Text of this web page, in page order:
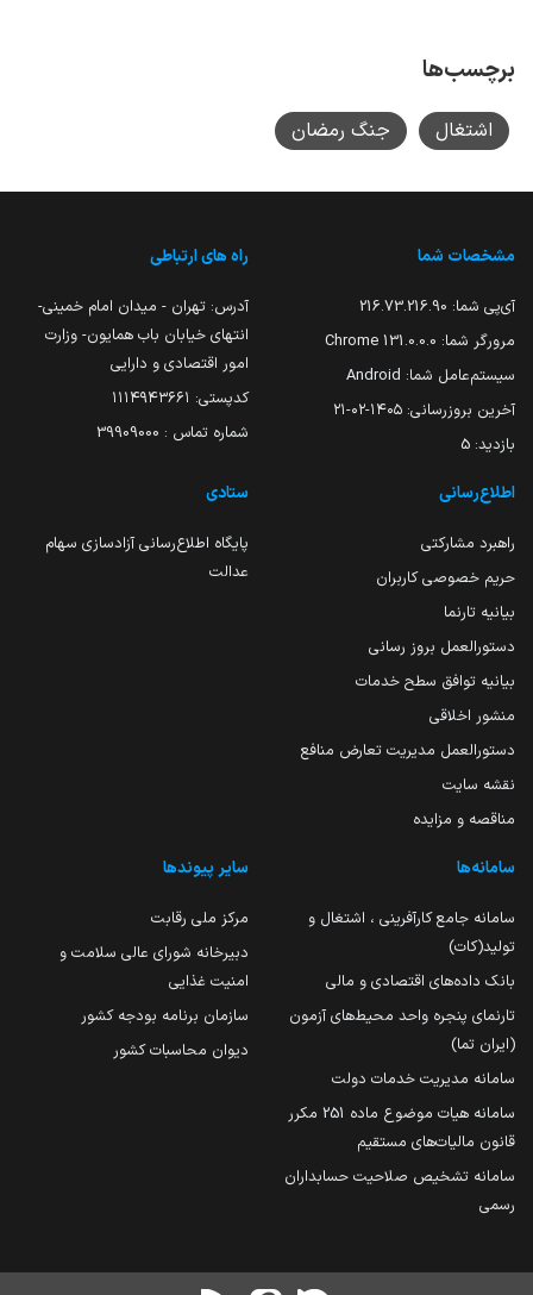
برچسب‌ها
اشتغال جنگ رمضان
مشخصات شما
آی‌پی شما: 216.73.216.90
مرورگر شما: 131.0.0.0 Chrome
سیستم‌عامل شما: Android
آخرین بروزرسانی: ۱۴۰۵-۰۲-۲۱
بازدید: 5
راه های ارتباطی
آدرس: تهران - میدان امام خمینی-
انتهای خیابان باب همایون- وزارت
امور اقتصادی و دارایی
کدپستی: ۱۱۱۴۹۴۳۶۶۱
شماره تماس : 39909000
اطلاع‌رسانی
راهبرد مشارکتی
حریم خصوصی کاربران
بیانیه تارنما
دستورالعمل بروز رسانی
بیانیه توافق سطح خدمات
منشور اخلاقی
دستورالعمل مدیریت تعارض منافع
نقشه سایت
مناقصه و مزایده
ستادی
پایگاه اطلاع‌رسانی آزادسازی سهام
عدالت
سامانه‌ها
سامانه جامع کارآفرینی ، اشتغال و
تولید(کات)
بانک داده‌های اقتصادی و مالی
تارنمای پنجره واحد محیط‌های آزمون
(ایران تما)
سامانه مدیریت خدمات دولت
سامانه هیات موضوع ماده 251 مکرر
قانون مالیات‌های مستقیم
سامانه تشخیص صلاحیت حسابداران
رسمی
سایر پیوندها
مرکز ملی رقابت
دبیرخانه شورای عالی سلامت و
امنیت غذایی
سازمان برنامه بودجه کشور
دیوان محاسبات کشور